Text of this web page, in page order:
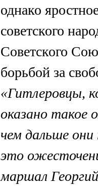
однако
советского
Советского
борьбой за
«Гитлеровцы,
оказано такое
чем дальше они
это
маршал